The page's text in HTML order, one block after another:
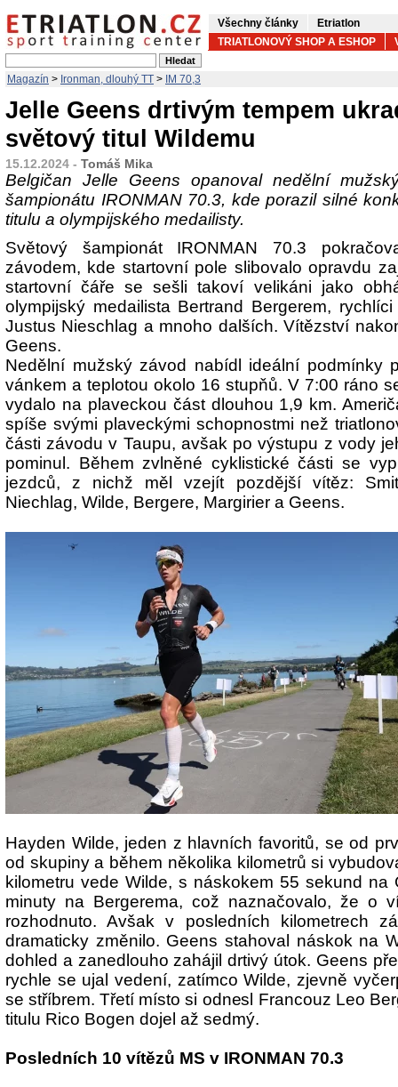
Všechny články
Etriatlon
TRIATLONOVÝ SHOP A ESHOP
Magazín > Ironman, dlouhý TT > IM 70,3
Jelle Geens drtivým tempem
světový titul Wildemu
15.12.2024 - Tomáš Mika
Belgičan Jelle Geens opanoval nedělní
šampionátu IRONMAN 70.3, kde porazil silné
titulu a olympijského medailisty.
Světový šampionát IRONMAN 70.3
závodem, kde startovní pole slibovalo opravdu
startovní čáře se sešli takoví velikáni jako
olympijský medailista Bertrand Bergerem,
Justus Nieschlag a mnoho dalších. Vítězství
Geens.
Nedělní mužský závod nabídl ideální podmínky
vánkem a teplotou okolo 16 stupňů. V 7:00 ráno
vydalo na plaveckou část dlouhou 1,9 km.
spíše svými plaveckými schopnostmi než
části závodu v Taupu, avšak po výstupu z vody
pominul. Během zvlněné cyklistické části se
jezdců, z nichž měl vzejít pozdější vítěz:
Niechlag, Wilde, Bergere, Margirier a Geens.
Hayden Wilde, jeden z hlavních favoritů, se od
od skupiny a během několika kilometrů si
kilometru vede Wilde, s náskokem 55 sekund
minuty na Bergerema, což naznačovalo, že o
rozhodnuto. Avšak v posledních kilometrech
dramaticky změnilo. Geens stahoval náskok na
dohled a zanedlouho zahájil drtivý útok. Geens
rychle se ujal vedení, zatímco Wilde, zjevně
se stříbrem. Třetí místo si odnesl Francouz Leo
titulu Rico Bogen dojel až sedmý.
Posledních 10 vítězů MS v IRONMAN 70.3